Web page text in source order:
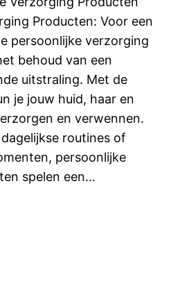
Producten: Voor een
persoonlijke verzorging
behoud van een
uitstraling. Met de
je jouw huid, haar en
en verwennen.
routines of
persoonlijke
spelen een…